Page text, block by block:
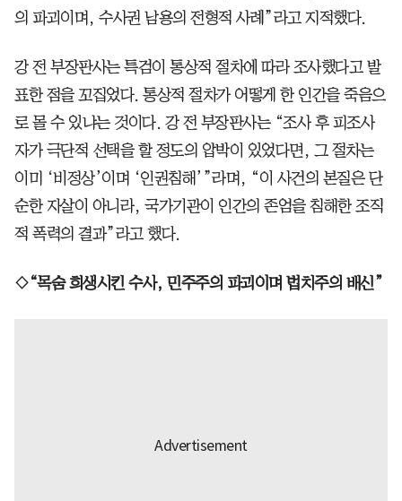
의 파괴이며, 수사권 남용의 전형적 사례”라고 지적했다.
강 전 부장판사는 특검이 통상적 절차에 따라 조사했다고 발
표한 점을 꼬집었다. 통상적 절차가 어떻게 한 인간을 죽음으
로 몰 수 있냐는 것이다. 강 전 부장판사는 “조사 후 피조사
자가 극단적 선택을 할 정도의 압박이 있었다면, 그 절차는
이미 ‘비정상’이며 ‘인권침해’”라며, “이 사건의 본질은 단
순한 자살이 아니라, 국가기관이 인간의 존엄을 침해한 조직
적 폭력의 결과”라고 했다.
◇“목숨 희생시킨 수사, 민주주의 파괴이며 법치주의 배신”